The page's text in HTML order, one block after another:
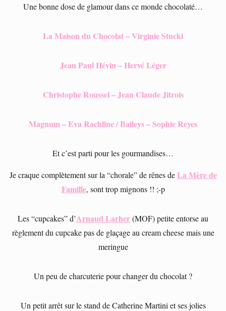
Une bonne dose de glamour dans ce monde chocolaté…
La Maison du Chocolat – Virginie Stucki
Jean Paul Hévin – Hervé Léger
Christophe Roussel – Jean Claude Jitrois
Magnum – Eva Rachline / Baileys – Sophie Reyes
Et c’est parti pour les gourmandises…
Je craque complètement sur la “chorale” de rênes deLa Mère de
Famille, sont trop mignons !! ;-p
Les “cupcakes” d’Arnaud Larher(MOF) petite entorse au
règlement du cupcake pas de glaçage au cream cheese mais une
meringue
Un peu de charcuterie pour changer du chocolat ?
Un petit arrêt sur le stand de Catherine Martini et ses jolies